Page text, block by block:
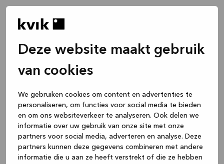
Deze website maakt gebruik
van cookies
We gebruiken cookies om content en advertenties te
personaliseren, om functies voor social media te bieden
en om ons websiteverkeer te analyseren. Ook delen we
informatie over uw gebruik van onze site met onze
partners voor social media, adverteren en analyse. Deze
partners kunnen deze gegevens combineren met andere
informatie die u aan ze heeft verstrekt of die ze hebben